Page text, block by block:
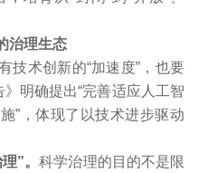
治理生态
术创新的“加速度”，也要
明确提出“完善适应人工智
”，体现了以技术进步驱动
”。科学治理的目的不是限